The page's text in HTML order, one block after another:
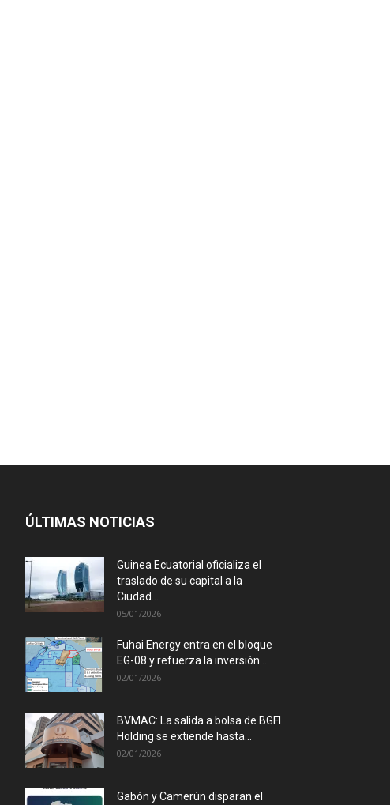
ÚLTIMAS NOTICIAS
Guinea Ecuatorial oficializa el
traslado de su capital a la
Ciudad...
05/01/2026
Fuhai Energy entra en el bloque
EG-08 y refuerza la inversión...
02/01/2026
BVMAC: La salida a bolsa de BGFI
Holding se extiende hasta...
02/01/2026
Gabón y Camerún disparan el